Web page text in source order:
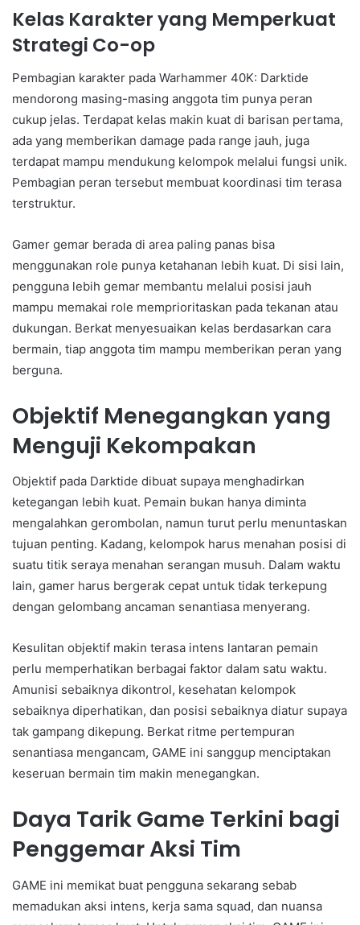
Kelas Karakter yang Memperkuat
Strategi Co-op
Pembagian karakter pada Warhammer 40K: Darktide
mendorong masing-masing anggota tim punya peran
cukup jelas. Terdapat kelas makin kuat di barisan pertama,
ada yang memberikan damage pada range jauh, juga
terdapat mampu mendukung kelompok melalui fungsi unik.
Pembagian peran tersebut membuat koordinasi tim terasa
terstruktur.
Gamer gemar berada di area paling panas bisa
menggunakan role punya ketahanan lebih kuat. Di sisi lain,
pengguna lebih gemar membantu melalui posisi jauh
mampu memakai role memprioritaskan pada tekanan atau
dukungan. Berkat menyesuaikan kelas berdasarkan cara
bermain, tiap anggota tim mampu memberikan peran yang
berguna.
Objektif Menegangkan yang
Menguji Kekompakan
Objektif pada Darktide dibuat supaya menghadirkan
ketegangan lebih kuat. Pemain bukan hanya diminta
mengalahkan gerombolan, namun turut perlu menuntaskan
tujuan penting. Kadang, kelompok harus menahan posisi di
suatu titik seraya menahan serangan musuh. Dalam waktu
lain, gamer harus bergerak cepat untuk tidak terkepung
dengan gelombang ancaman senantiasa menyerang.
Kesulitan objektif makin terasa intens lantaran pemain
perlu memperhatikan berbagai faktor dalam satu waktu.
Amunisi sebaiknya dikontrol, kesehatan kelompok
sebaiknya diperhatikan, dan posisi sebaiknya diatur supaya
tak gampang dikepung. Berkat ritme pertempuran
senantiasa mengancam, GAME ini sanggup menciptakan
keseruan bermain tim makin menegangkan.
Daya Tarik Game Terkini bagi
Penggemar Aksi Tim
GAME ini memikat buat pengguna sekarang sebab
memadukan aksi intens, kerja sama squad, dan nuansa